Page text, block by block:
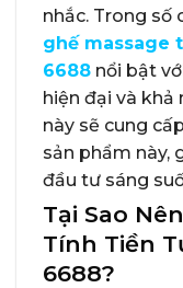
nhắc. Trong số
ghế massage
6688 nổi bật
hiện đại và khả
này sẽ cung
sản phẩm này,
đầu tư sáng
Tại Sao
Tính Tiền
6688?